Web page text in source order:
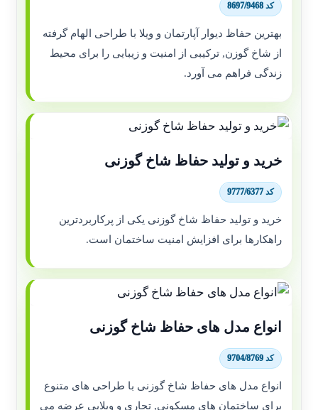
کد 8697/9468
بهترین حفاظ دیوار آپارتمان و ویلا با طراحی الهام گرفته
از شاخ گوزن, ترکیبی از امنیت و زیبایی را برای محیط
زندگی فراهم می آورد.
خرید و تولید حفاظ شاخ گوزنی
کد 9777/6377
خرید و تولید حفاظ شاخ گوزنی یکی از پرکاربردترین
راهکارها برای افزایش امنیت ساختمان است.
انواع مدل های حفاظ شاخ گوزنی
کد 9704/8769
انواع مدل های حفاظ شاخ گوزنی با طراحی های متنوع
برای ساختمان های مسکونی, تجاری و ویلایی عرضه می